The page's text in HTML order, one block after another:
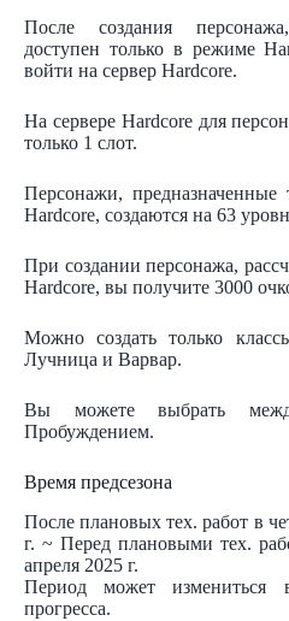
После создания
доступен только в режиме
войти на сервер Hardcore.
На сервере Hardcore для
только 1 слот.
Персонажи, предназначенные
Hardcore, создаются на 63
При создании персонажа,
Hardcore, вы получите 3000
Можно создать только
Лучница и Варвар.
Вы можете выбрать
Пробуждением.
Время предсезона
После плановых тех. работ в
г. ~ Перед плановыми тех.
апреля 2025 г.
Период может измениться
прогресса.